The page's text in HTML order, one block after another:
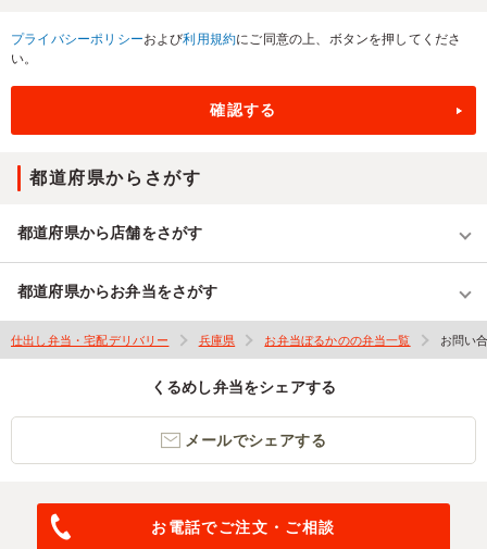
プライバシーポリシーおよび利用規約にご同意の上、ボタンを押してくださ
い。
都道府県からさがす
都道府県から店舗をさがす
都道府県からお弁当をさがす
仕出し弁当・宅配デリバリー 兵庫県 お弁当ぼるかのの弁当一覧 お問い
くるめし弁当をシェアする
メールでシェアする
お電話でご注文・ご相談